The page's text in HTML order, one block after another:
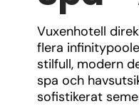
Vuxenhotell
flera
stilfull, modern
spa och
sofistikerat